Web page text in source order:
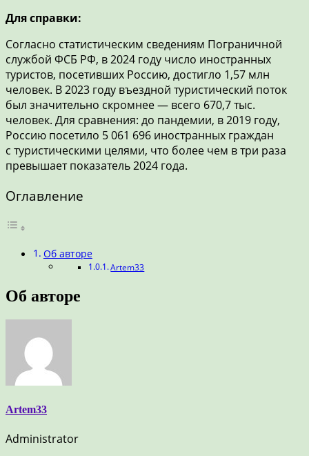
Для справки:
Согласно статистическим сведениям Пограничной
службой ФСБ РФ, в 2024 году число иностранных
туристов, посетивших Россию, достигло 1,57 млн
человек. В 2023 году въездной туристический поток
был значительно скромнее — всего 670,7 тыс.
человек. Для сравнения: до пандемии, в 2019 году,
Россию посетило 5 061 696 иностранных граждан
с туристическими целями, что более чем в три раза
превышает показатель 2024 года.
Оглавление
Об авторе
Artem33
Об авторе
Artem33
Administrator